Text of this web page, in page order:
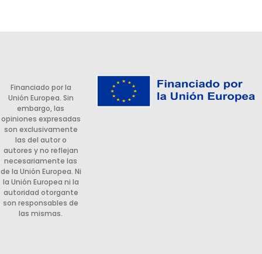
Financiado por la
Unión Europea. Sin
embargo, las
opiniones expresadas
son exclusivamente
las del autor o
autores y no reflejan
necesariamente las
de la Unión Europea. Ni
la Unión Europea ni la
autoridad otorgante
son responsables de
las mismas.